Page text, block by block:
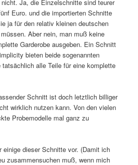
Ja, die Einzelschnitte sind teurer
Euro. und die importierten Schnitte
ja für den relativ kleinen deutschen
Aber nein, man muß keine
Garderobe ausgeben. Ein Schnitt
bieten beide sogenannten
tatsächlich alle Teile für eine komplette
Schnitt ist doch letztlich billiger
wirklich nutzen kann. Von den vielen
Probemodelle mal ganz zu
einige dieser Schnitte vor. (Damit ich
zusammensuchen muß, wenn mich